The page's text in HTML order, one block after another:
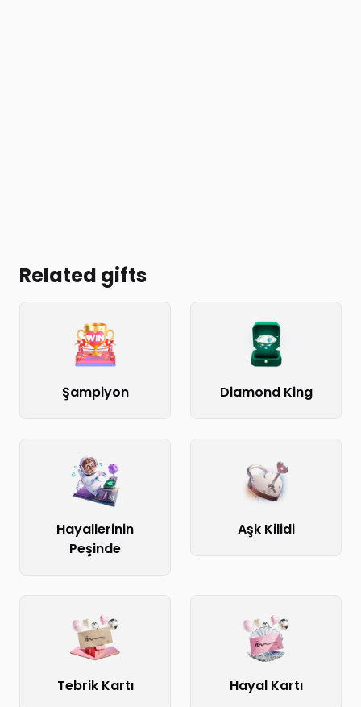
Related gifts
Şampiyon Diamond King
Hayallerinin
Peşinde
Aşk Kilidi
Tebrik Kartı Hayal Kartı